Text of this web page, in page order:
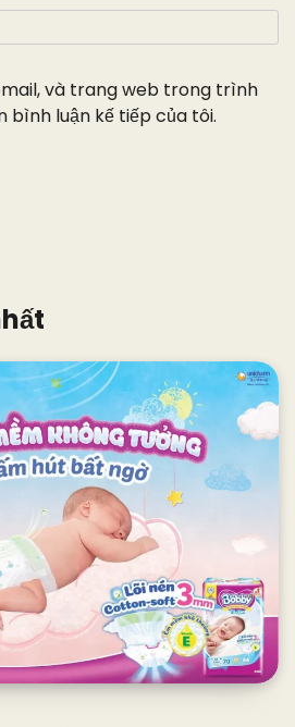
và trang web trong trình
bình luận kế tiếp của tôi.